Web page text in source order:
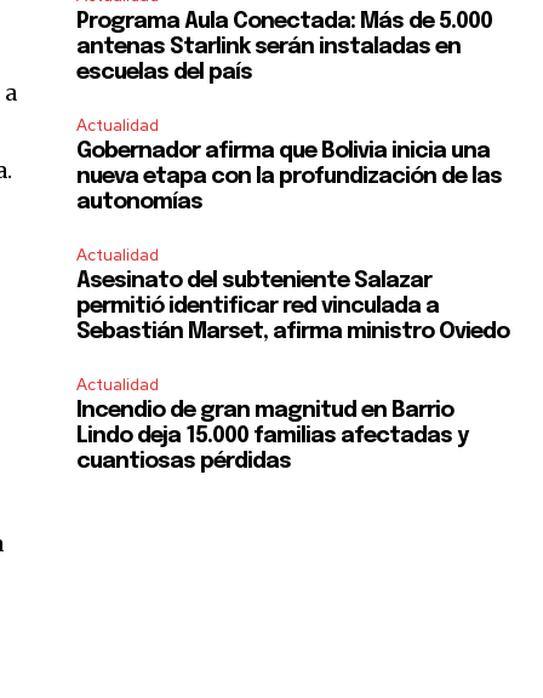
Programa Aula Conectada: Más de 5.000
antenas Starlink serán instaladas en
escuelas del país
Actualidad
Gobernador afirma que Bolivia inicia una
nueva etapa con la profundización de las
autonomías
Actualidad
Asesinato del subteniente Salazar
permitió identificar red vinculada a
Sebastián Marset, afirma ministro Oviedo
Actualidad
Incendio de gran magnitud en Barrio
Lindo deja 15.000 familias afectadas y
cuantiosas pérdidas